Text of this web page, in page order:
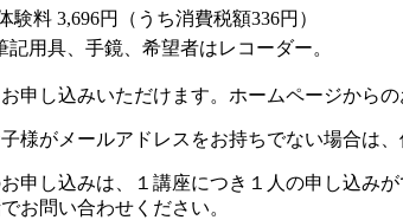
験料 3,696円（うち消費税額336円）
記用具、手鏡、希望者はレコーダー。
申し込みいただけます。ホームページから
様がメールアドレスをお持ちでない場合は
申し込みは、１講座につき１人の申し込み
お問い合わせください。